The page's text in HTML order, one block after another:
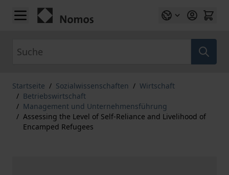
Zum Inhalt springen
Startseite / Sozialwissenschaften / Wirtschaft
/ Betriebswirtschaft
/ Management und Unternehmensführung
/ Assessing the Level of Self-Reliance and Livelihood of
Encamped Refugees